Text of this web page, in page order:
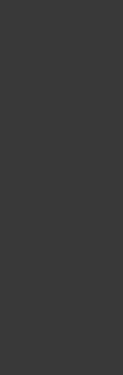
عن
للتحول
خطة